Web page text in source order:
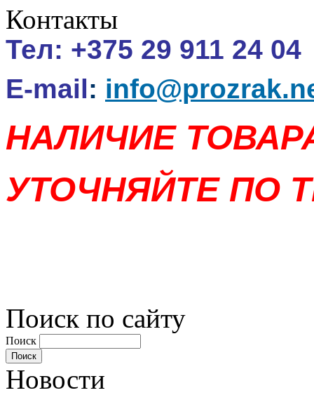
Контакты
Тел: +375 29 911 24 04
E-mail:
НАЛИЧИЕ
УТОЧНЯЙТЕ ПО
Поиск по сайту
Поиск
Новости